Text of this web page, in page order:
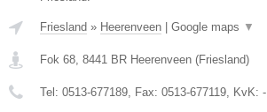
Friesland » Heerenveen Google maps ▼
Fok 68 8441 BR Heerenveen (Friesland)
Tel: 0513-677189 , Fax: 0513-677119 , KvK: -